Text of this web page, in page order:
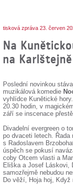
tisková zpráva 23. červen
Na
na Karlštejně
Poslední novinkou
muzikálová komedie
vyhlídce Kunětické
20.30 hodin, v
září se inscenace
Divadelní evergreen o
po dvaceti letech.
s Radoslavem
úspěch se pokusí
coby Otcem vlasti a
Eliška a Josef Láskovi,
samozřejmě nebudou
Do věží, Hoja hoj,